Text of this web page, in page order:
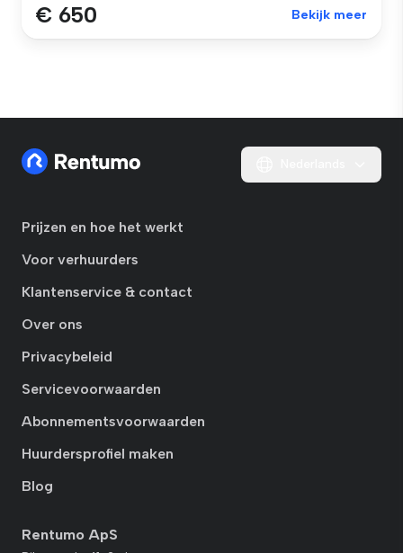
€ 650 Bekijk meer
Prijzen en hoe het werkt
Voor verhuurders
Klantenservice & contact
Over ons
Privacybeleid
Servicevoorwaarden
Abonnementsvoorwaarden
Huurdersprofiel maken
Blog
Rentumo ApS